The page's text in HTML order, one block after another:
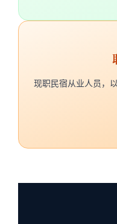
现职民宿从业人员，